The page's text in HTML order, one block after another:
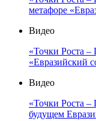
метафоре
Видео
«Точки Роста
«Евразийский
Видео
«Точки Роста
будущем